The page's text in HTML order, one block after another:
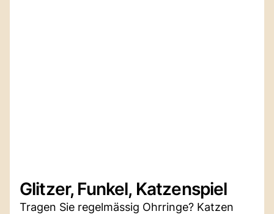
Glitzer, Funkel, Katzenspiel
Tragen Sie regelmässig Ohrringe? Katzen